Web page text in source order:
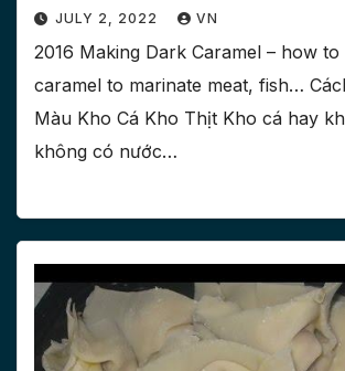
JULY 2, 2022 VN
2016 Making Dark Caramel – how to
caramel to marinate meat, fish…
Màu Kho Cá Kho Thịt Kho cá hay
không có nước…